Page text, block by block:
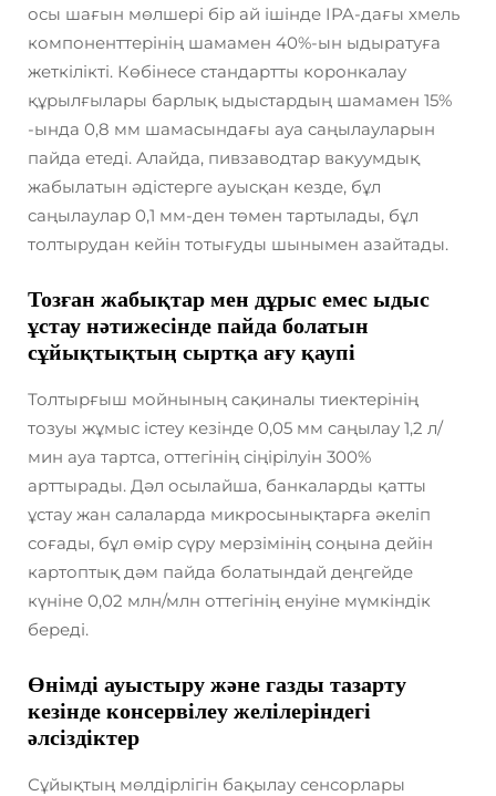
осы шағын мөлшері бір ай ішінде IPA-дағы хмель
компоненттерінің шамамен 40%-ын ыдыратуға
жеткілікті. Көбінесе стандартты коронкалау
құрылғылары барлық ыдыстардың шамамен 15%
-ында 0,8 мм шамасындағы ауа саңылауларын
пайда етеді. Алайда, пивзаводтар вакуумдық
жабылатын әдістерге ауысқан кезде, бұл
саңылаулар 0,1 мм-ден төмен тартылады, бұл
толтырудан кейін тотығуды шынымен азайтады.
Тозған жабықтар мен дұрыс емес ыдыс
ұстау нәтижесінде пайда болатын
сұйықтықтың сыртқа ағу қаупі
Толтырғыш мойнының сақиналы тиектерінің
тозуы жұмыс істеу кезінде 0,05 мм саңылау 1,2 л/
мин ауа тартса, оттегінің сіңірілуін 300%
арттырады. Дәл осылайша, банкаларды қатты
ұстау жан салаларда микросынықтарға әкеліп
соғады, бұл өмір сүру мерзімінің соңына дейін
картоптық дәм пайда болатындай деңгейде
күніне 0,02 млн/млн оттегінің енуіне мүмкіндік
береді.
Өнімді ауыстыру және газды тазарту
кезінде консервілеу желілеріндегі
әлсіздіктер
Сұйықтың мөлдірлігін бақылау сенсорлары